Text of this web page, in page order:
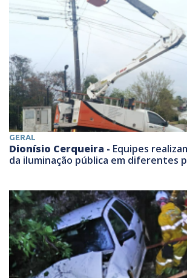
GERAL
Dionísio Cerqueira - Equipes
da iluminação pública em diferentes